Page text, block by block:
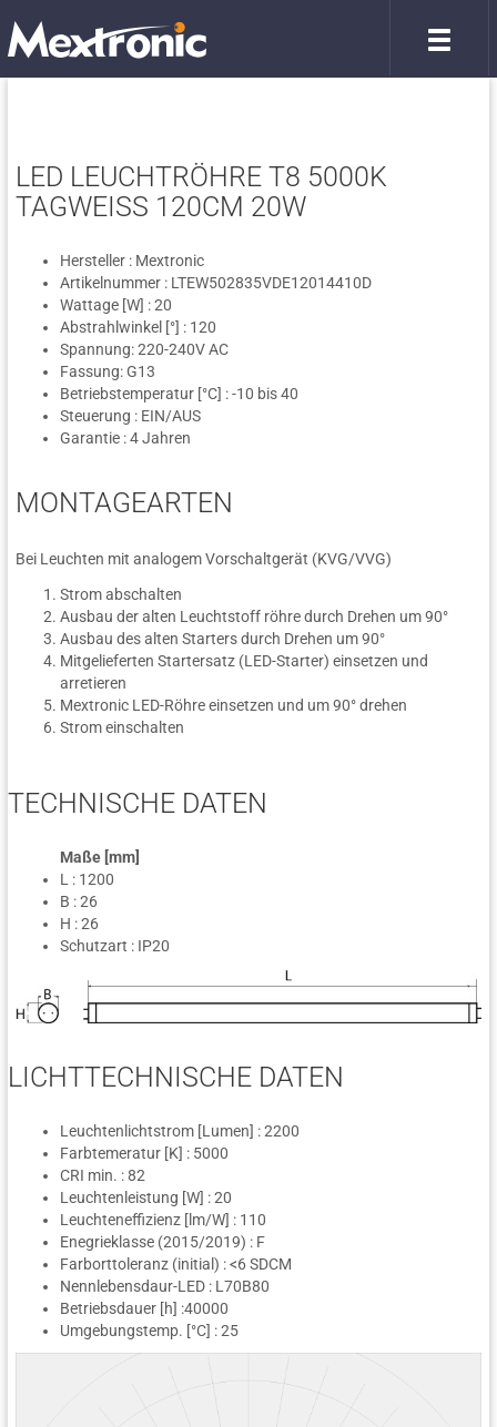
LED LEUCHTRÖHRE T8 5000K
TAGWEISS 120CM 20W
Hersteller : Mextronic
Artikelnummer : LTEW502835VDE12014410D
Wattage [W] : 20
Abstrahlwinkel [°] : 120
Spannung: 220-240V AC
Fassung: G13
Betriebstemperatur [°C] : -10 bis 40
Steuerung : EIN/AUS
Garantie : 4 Jahren
MONTAGEARTEN
Bei Leuchten mit analogem Vorschaltgerät (KVG/VVG)
Strom abschalten
Ausbau der alten Leuchtstoff röhre durch Drehen um 90°
Ausbau des alten Starters durch Drehen um 90°
Mitgelieferten Startersatz (LED-Starter) einsetzen und
arretieren
Mextronic LED-Röhre einsetzen und um 90° drehen
Strom einschalten
TECHNISCHE DATEN
Maße [mm]
L : 1200
B : 26
H : 26
Schutzart : IP20
LICHTTECHNISCHE DATEN
Leuchtenlichtstrom [Lumen] : 2200
Farbtemeratur [K] : 5000
CRI min. : 82
Leuchtenleistung [W] : 20
Leuchteneffizienz [lm/W] : 110
Enegrieklasse (2015/2019) : F
Farborttoleranz (initial) : <6 SDCM
Nennlebensdaur-LED : L70B80
Betriebsdauer [h] :40000
Umgebungstemp. [°C] : 25